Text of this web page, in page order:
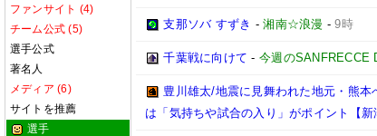
ファンサイト (4)
チーム公式 (5)
選手公式
著名人
メディア (6)
サイトを推薦
選手
支那ソバ すずき -湘南☆浪漫 -9時
千葉戦に向けて - 今週のSANFRECCE
豊川雄太/地震に見舞われた地元・熊
は「気持ちや試合の入り」がポイント【新